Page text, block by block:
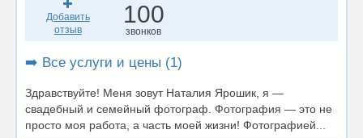
Добавить
отзыв
100
звонков
➡️ Все услуги и цены (1)
Здравствуйте! Меня зовут Наталия Ярошик, я —
свадебный и семейный фотограф. Фотография — это не
просто моя работа, а часть моей жизни! Фотографией...